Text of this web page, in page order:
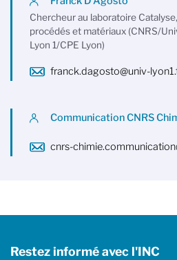
Chercheur au laboratoire
procédés et matériaux (CNRS/
Lyon 1/CPE Lyon)
franck.dagosto@univ-
Communication CNRS
cnrs-
Restez informé avec l'INC